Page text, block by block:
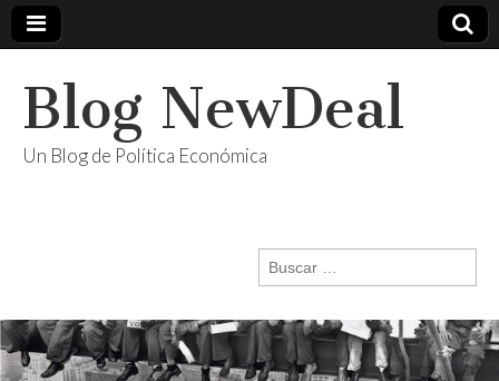
Blog NewDeal
Un Blog de Política Económica
Buscar: